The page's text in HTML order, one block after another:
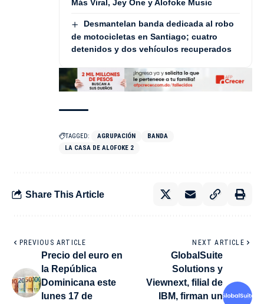
Más Viral, Jey One y Alofoke Music
Desmantelan banda dedicada al robo
de motocicletas en Santiago; cuatro
detenidos y dos vehículos recuperados
TAGGED: AGRUPACIÓN
BANDA
LA CASA DE ALOFOKE 2
Share This Article
PREVIOUS ARTICLE
Precio del euro en
la República
Dominicana este
lunes 17 de
NEXT ARTICLE
GlobalSuite
Solutions y
Viewnext, filial de
IBM, firman un